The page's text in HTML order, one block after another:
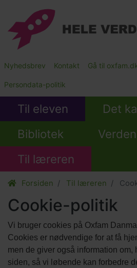
Main
Submenu
Nyhedsbrev Kontakt Gå til
Persondata-politik
Til eleven
Det
Bibliotek
Til læreren
Forsiden Til læreren
Cookie-politik
Vi bruger cookies på Oxfam
Cookies er nødvendige for at få
men de giver også information om,
siden, så vi løbende kan forbedre